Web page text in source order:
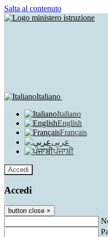
Salta al contenuto
Italiano
Italiano
English
Français
عربى
ਪੰਜਾਬੀ
Accedi
Accedi
button close ×